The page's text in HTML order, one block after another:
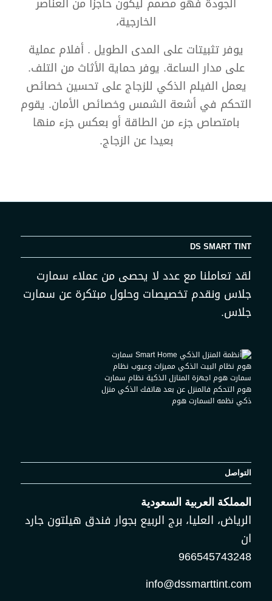
الخارجية،
يوفر تثبيتات على المدى الطويل . أفلام عملية
على مدار الساعة. يوفر حماية الأثاث من التلف.
يعمل الفيلم الذكي للزجاج على تحسين خصائص
التحكم في أشعة الشمس وخصائص الأمان. يقوم
بامتصاص جزء من الطاقة أو بعكس جزء منها
بعيدا عن الزجاج.
DS SMART TINT
لقد تعاملنا مع عدد لا يحصى من عملاء سمارت
جلاس ونقدم تخصيصات وحلول مبتكرة عن سمارت
جلاس.
التواصل
المملكة العربية السعودية
الرياض، العليا، برج الربيع بجوار فندق هيلتون جارد
ان
966545743248
info@dssmarttint.com